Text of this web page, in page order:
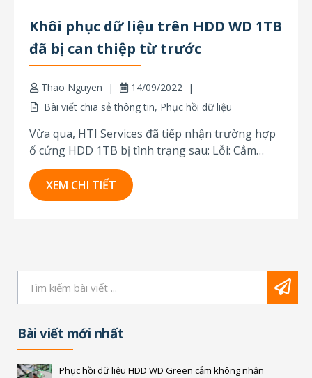
Khôi phục dữ liệu trên HDD WD 1TB
đã bị can thiệp từ trước
Thao Nguyen
14/09/2022
Bài viết chia sẻ thông tin, Phục hồi dữ liệu
Vừa qua, HTI Services đã tiếp nhận trường hợp
ổ cứng HDD 1TB bị tình trạng sau: Lỗi: Cắm
không nhận. Tình trạng: Đã bị mở khi tiếp nhận.
Sau khi tiếp nhận ổ cứng, kỹ thuật viên đã tiến
hành kiểm tra và khôi phục dữ liệu. Bước 1.
XEM CHI TIẾT
Bài viết mới nhất
Phục hồi dữ liệu HDD WD Green cắm không nhận